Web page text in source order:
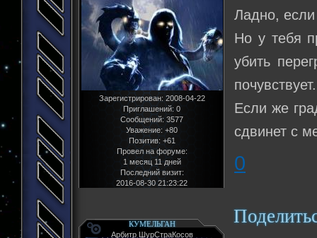
Зарегистрирован: 2008-04-22
Приглашений: 0
Сообщений: 3577
Уважение: +80
Позитив: +61
Провел на форуме:
1 месяц 11 дней
Последний визит:
2016-08-30 21:23:22
Ладно,
Но у тебя
убить
почувствует.
Если же
сдвинет с
0
КУМЕЛЬГАН
Арбитр ШурСтраКосов